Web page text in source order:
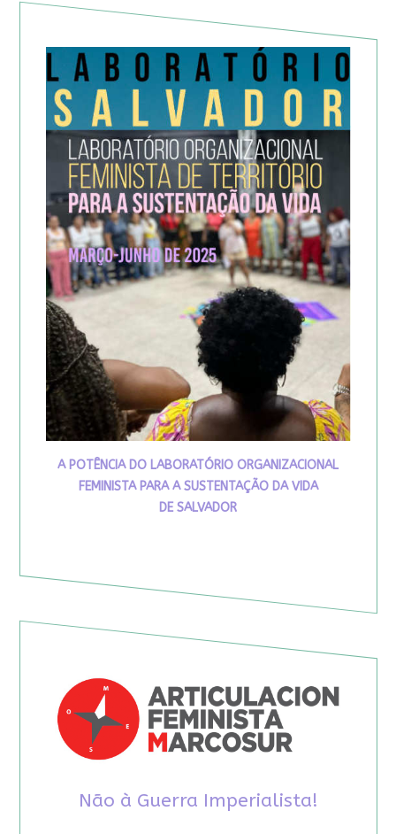
A POTÊNCIA DO LABORATÓRIO ORGANIZACIONAL
FEMINISTA PARA A SUSTENTAÇÃO DA VIDA
DE SALVADOR
Não à Guerra Imperialista!